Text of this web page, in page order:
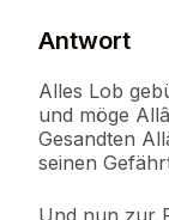
Antwort
Alles Lob
und möge
Gesandten
seinen